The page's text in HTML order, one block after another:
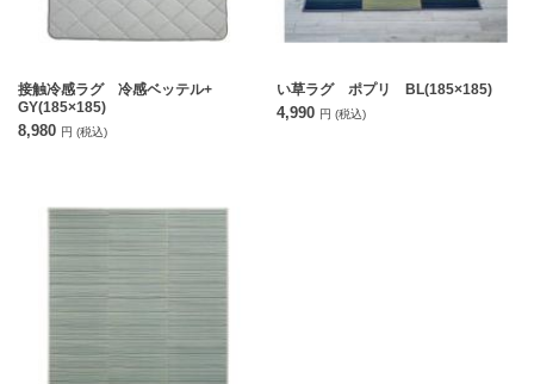
接触冷感ラグ 冷感ベッテル+
GY(185×185)
8,980 円 (税込)
い草ラグ ポプリ BL(185×185)
4,990 円 (税込)